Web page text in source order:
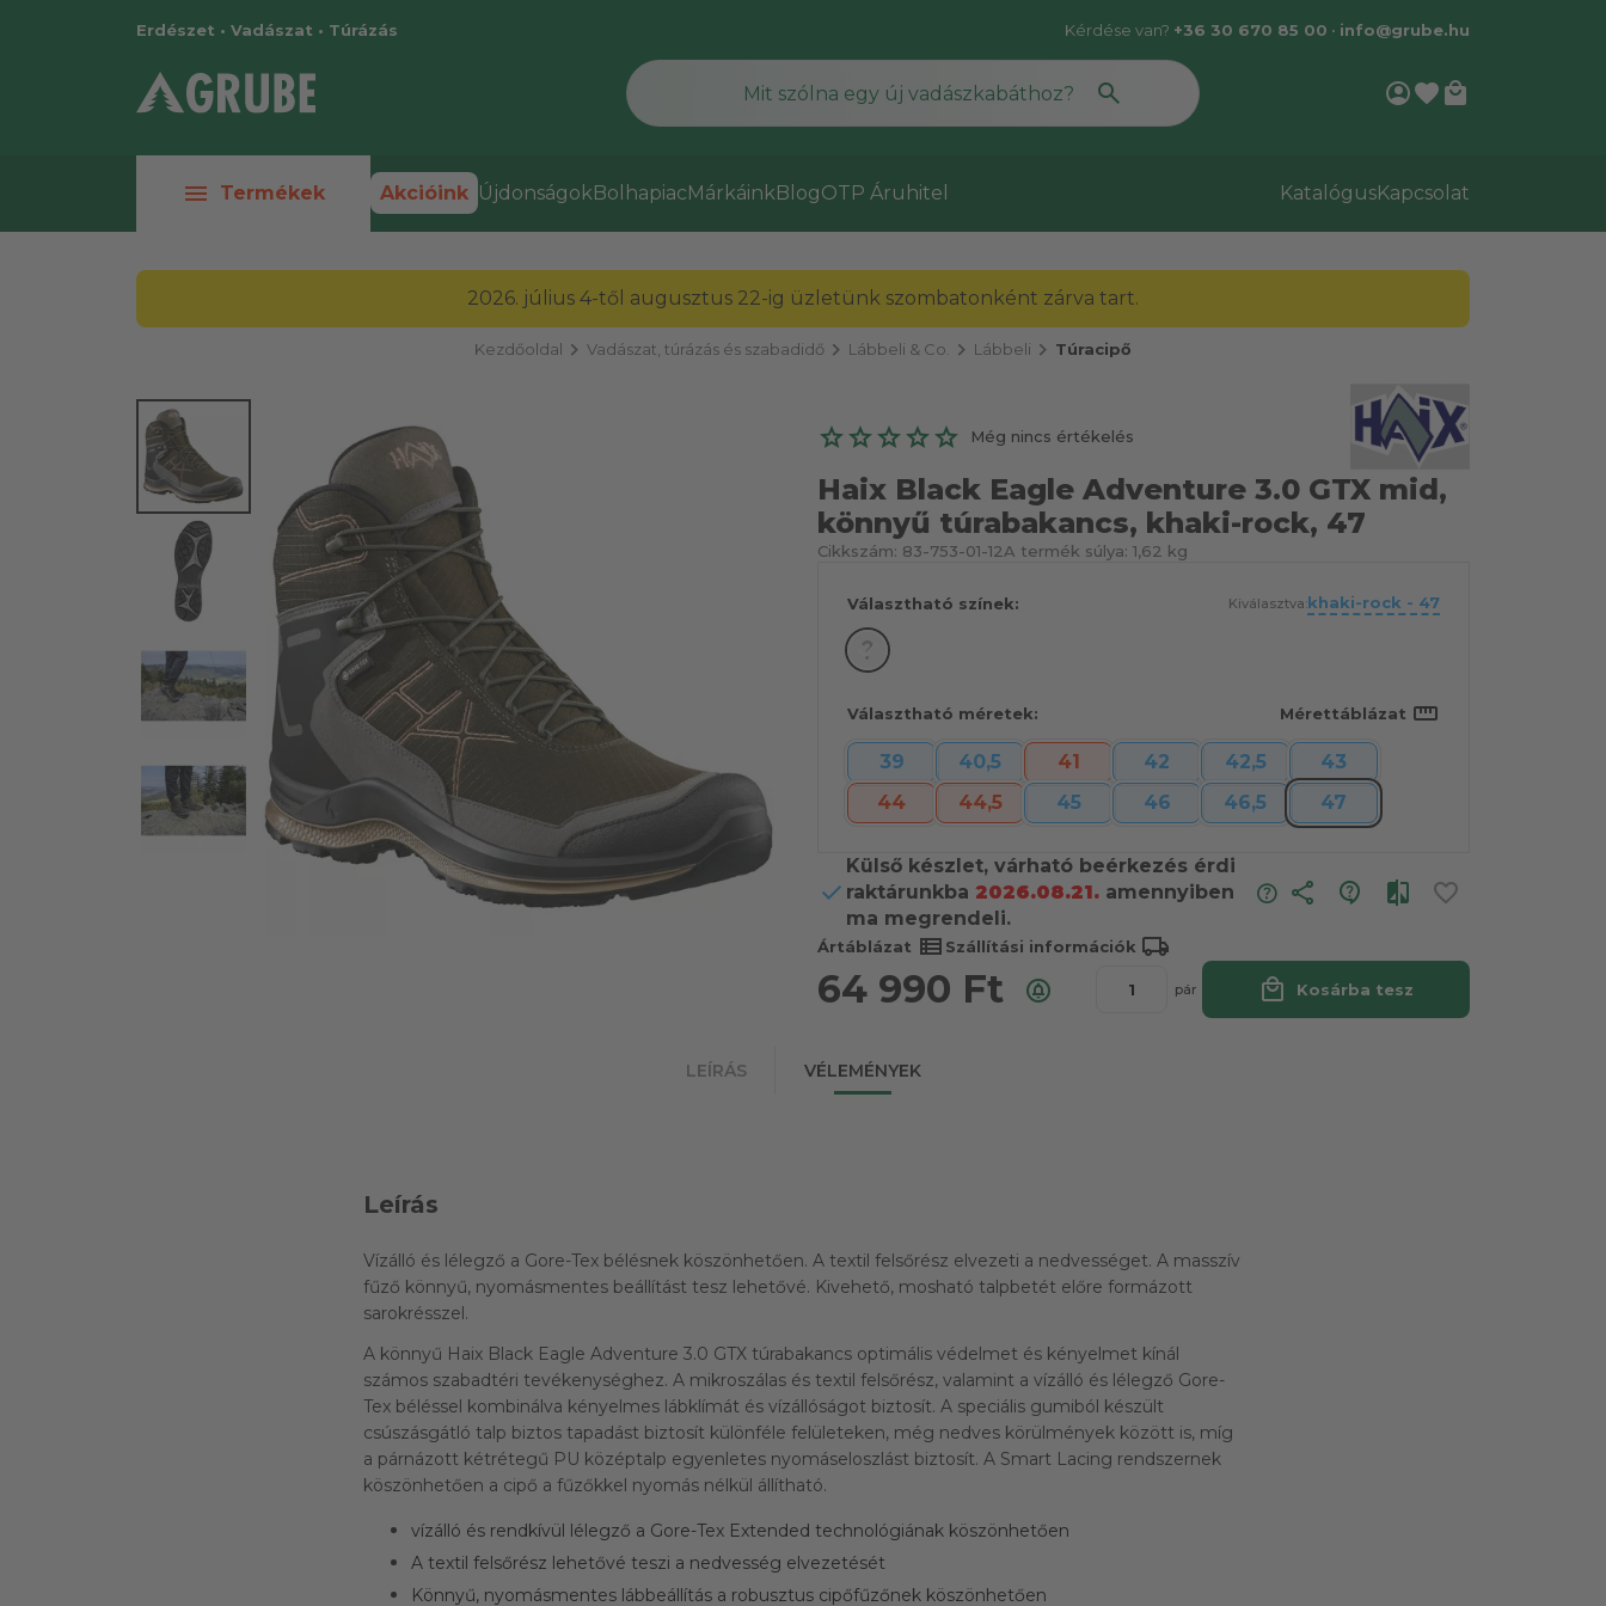
Erdészet • Vadászat • Túrázás Kérdése van? +36 30 670 85 00 • info@grube.hu
account_circlefavorite local_mall
menu Termékek Akcióink ÚjdonságokBolhapiacMárkáinkBlogOTP Áruhitel KatalógusKapcsolat
2026. július 4-től augusztus 22-ig üzletünk szombatonként zárva tart.
Kezdőoldal chevron_right Vadászat, túrázás és szabadidő chevron_right Lábbeli & Co. chevron_right Lábbeli chevron_right Túracipő
Még nincs értékelés
Haix Black Eagle Adventure 3.0 GTX mid,
könnyű túrabakancs, khaki-rock, 47
Cikkszám: 83-753-01-12A termék súlya: 1,62 kg
Választható színek: Kiválasztva:khaki-rock - 47
Választható méretek: Mérettáblázat straighten
39 40,5 41 42 42,5
43
44
44,5 45 46 46,5 47
Külső készlet, várható beérkezés érdi
raktárunkba 2026.08.21. amennyiben
ma megrendeli.
share
Ártáblázat view_list Szállítási információk local_shipping
64 990 Ft pár local_mall Kosárba tesz
LEÍRÁS VÉLEMÉNYEK
Leírás
Vízálló és lélegző a Gore-Tex bélésnek köszönhetően. A textil felsőrész elvezeti a nedvességet. A masszív
fűző könnyű, nyomásmentes beállítást tesz lehetővé. Kivehető, mosható talpbetét előre formázott
sarokrésszel.
A könnyű Haix Black Eagle Adventure 3.0 GTX túrabakancs optimális védelmet és kényelmet kínál
számos szabadtéri tevékenységhez. A mikroszálas és textil felsőrész, valamint a vízálló és lélegző Gore-
Tex béléssel kombinálva kényelmes lábklímát és vízállóságot biztosít. A speciális gumiból készült
csúszásgátló talp biztos tapadást biztosít különféle felületeken, még nedves körülmények között is, míg
a párnázott kétrétegű PU középtalp egyenletes nyomáseloszlást biztosít. A Smart Lacing rendszernek
köszönhetően a cipő a fűzőkkel nyomás nélkül állítható.
vízálló és rendkívül lélegző a Gore-Tex Extended technológiának köszönhetően
A textil felsőrész lehetővé teszi a nedvesség elvezetését
Könnyű, nyomásmentes lábbeállítás a robusztus cipőfűzőnek köszönhetően